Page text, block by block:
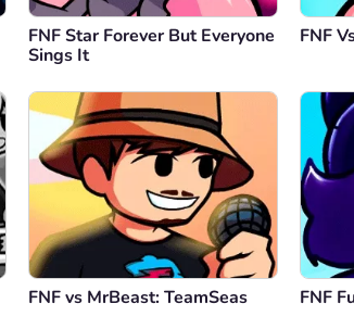
FNF Star Forever But Everyone
Sings It
FNF
FNF vs MrBeast: TeamSeas FNF